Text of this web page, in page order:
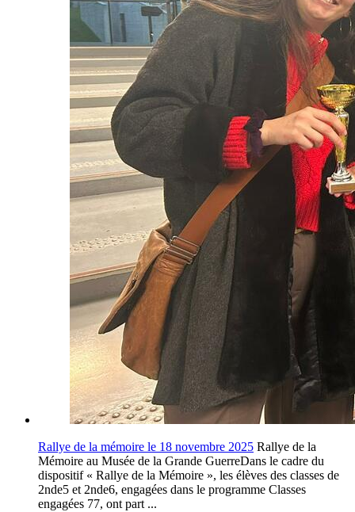
Rallye de la mémoire le 18 novembre 2025 Rallye de la
Mémoire au Musée de la Grande GuerreDans le cadre du
dispositif « Rallye de la Mémoire », les élèves des classes de
2nde5 et 2nde6, engagées dans le programme Classes
engagées 77, ont part ...